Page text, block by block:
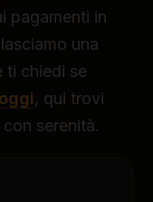
pagamenti in
una
ti chiedi se
, qui trovi
serenità.